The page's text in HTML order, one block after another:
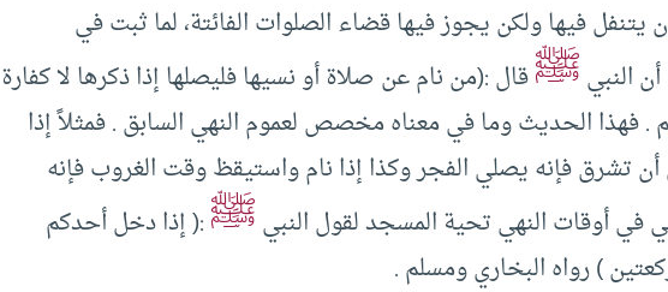
فيها ولكن يجوز فيها قضاء الصلوات الفائتة، لما ثبت في
النبيﷺقال :(من نام عن صلاة أو نسيها فليصلها إذا ذكرها لا كفارة
. فهذا الحديث وما في معناه مخصص لعموم النهي السابق . فمثلاً إذا
فإنه يصلي الفجر وكذا إذا نام واستيقظ وقت الغروب فإنه
أوقات النهي تحية المسجد لقول النبيﷺ:( إذا دخل أحدكم
) رواه البخاري ومسلم .